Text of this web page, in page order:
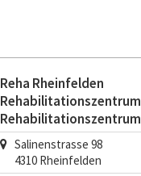
Reha Rheinfelden
Rehabilitationszentrum
Rehabilitationszentrum
Salinenstrasse 98
4310 Rheinfelden